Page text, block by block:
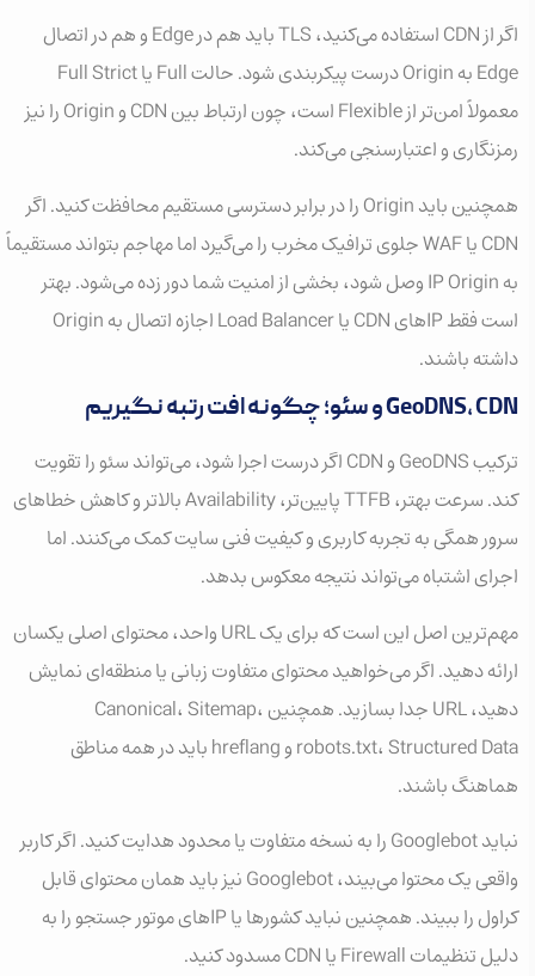
اگر از CDN استفاده می‌کنید، TLS باید هم در Edge و هم در اتصال
Edge به Origin درست پیکربندی شود. حالت Full یا Full Strict
معمولاً امن‌تر از Flexible است، چون ارتباط بین CDN و Origin را نیز
رمزنگاری و اعتبارسنجی می‌کند.
همچنین باید Origin را در برابر دسترسی مستقیم محافظت کنید. اگر
CDN یا WAF جلوی ترافیک مخرب را می‌گیرد اما مهاجم بتواند مستقیماً
به IP Origin وصل شود، بخشی از امنیت شما دور زده می‌شود. بهتر
است فقط IPهای CDN یا Load Balancer اجازه اتصال به Origin
داشته باشند.
GeoDNS، CDN و سئو؛ چگونه افت رتبه نگیریم
ترکیب GeoDNS و CDN اگر درست اجرا شود، می‌تواند سئو را تقویت
کند. سرعت بهتر، TTFB پایین‌تر، Availability بالاتر و کاهش خطاهای
سرور همگی به تجربه کاربری و کیفیت فنی سایت کمک می‌کنند. اما
اجرای اشتباه می‌تواند نتیجه معکوس بدهد.
مهم‌ترین اصل این است که برای یک URL واحد، محتوای اصلی یکسان
ارائه دهید. اگر می‌خواهید محتوای متفاوت زبانی یا منطقه‌ای نمایش
دهید، URL جدا بسازید. همچنین Canonical، Sitemap،
robots.txt، Structured Data و hreflang باید در همه مناطق
هماهنگ باشند.
نباید Googlebot را به نسخه متفاوت یا محدود هدایت کنید. اگر کاربر
واقعی یک محتوا می‌بیند، Googlebot نیز باید همان محتوای قابل
کراول را ببیند. همچنین نباید کشورها یا IPهای موتور جستجو را به
دلیل تنظیمات Firewall یا CDN مسدود کنید.